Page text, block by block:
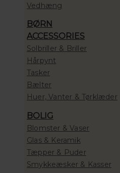
Vedhæng
BØRN
ACCESSORIES
Solbriller & Briller
Hårpynt
Tasker
Bælter
Huer, Vanter & Tørklæder
BOLIG
Blomster & Vaser
Glas & Keramik
Tæpper & Puder
Smykkeæsker & Kasser